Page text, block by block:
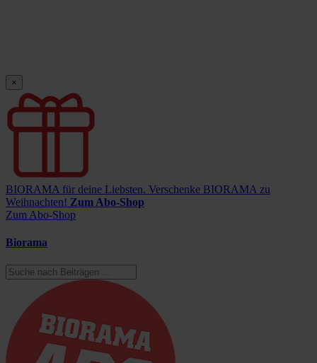
×
BIORAMA für deine Liebsten. Verschenke BIORAMA zu
Weihnachten! Zum Abo-Shop
Zum Abo-Shop
Biorama